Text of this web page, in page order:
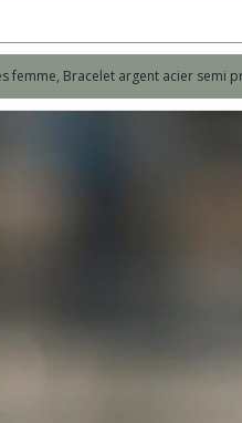
femme, Bracelet argent acier semi